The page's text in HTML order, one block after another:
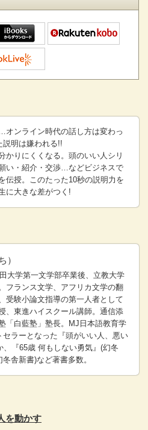
オンライン時代の話し方は変わっ
説明は嫌われる!!
かりにくくなる。頭のいい人シリ
い・紹介・交渉…などビジネスで
伝授。このたった10秒の説明力を
に大きな差がつく!
）
大学第一文学部卒業後、立教大学
フランス文学、アフリカ文学の翻
受験小論文指導の第一人者として
、東進ハイスクール講師。通信添
「白藍塾」塾長。MJ日本語教育学
ラーとなった『頭がいい人、悪い
、『65歳 何もしない勇気』(幻冬
舎新書)など著書多数。
を動かす